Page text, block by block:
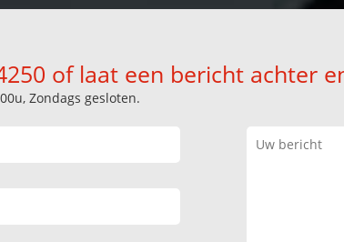
of laat een bericht achter
Zondags gesloten.